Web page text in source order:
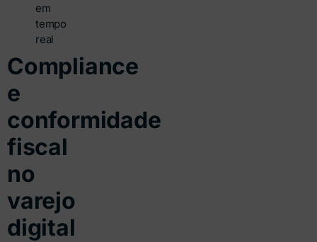
em
tempo
real
Compliance
e
conformidade
fiscal
no
varejo
digital